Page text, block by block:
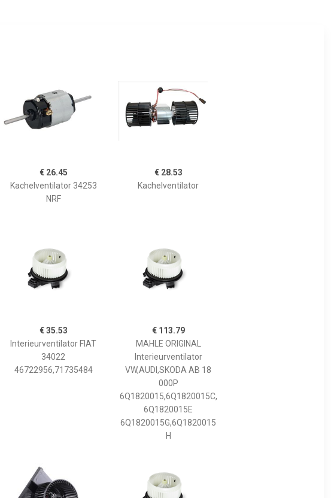
€ 26.45
Kachelventilator 34253
NRF
€ 28.53
Kachelventilator
€ 35.53
Interieurventilator FIAT
34022
46722956,71735484
€ 113.79
MAHLE ORIGINAL
Interieurventilator
VW,AUDI,SKODA AB 18
000P
6Q1820015,6Q1820015C,
6Q1820015E
6Q1820015G,6Q1820015
H